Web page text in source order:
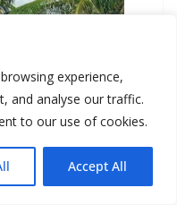
experience,
and analyse our traffic.
to our use of cookies.
Accept All